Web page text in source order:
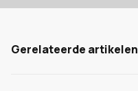
Gerelateerde artikelen